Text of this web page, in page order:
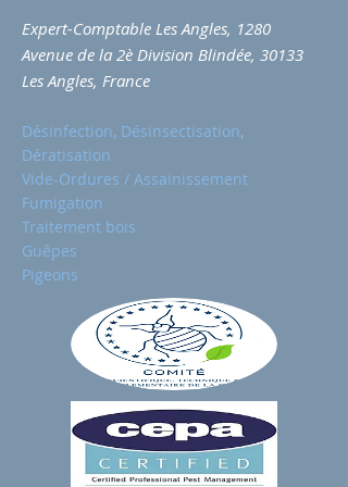
Expert-Comptable Les Angles, 1280
Avenue de la 2è Division Blindée, 30133
Les Angles, France
Désinfection, Désinsectisation,
Dératisation
Vide-Ordures / Assainissement
Fumigation
Traitement bois
Guêpes
Pigeons